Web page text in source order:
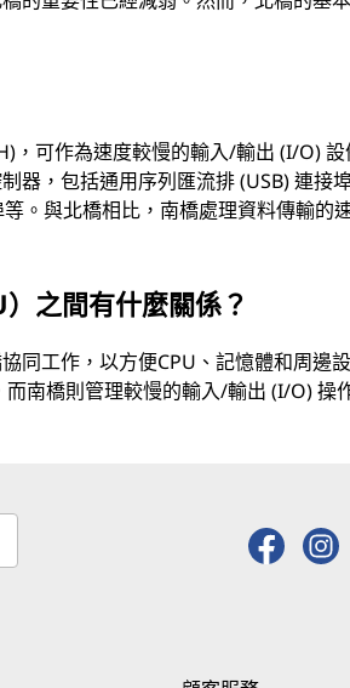
，可作為速度較慢的輸入/輸出 (I/O)
器，包括通用序列匯流排 (USB) 連接
。與北橋相比，南橋處理資料傳輸的
之間有什麼關係？
同工作，以方便CPU、記憶體和周邊
南橋則管理較慢的輸入/輸出 (I/O) 操